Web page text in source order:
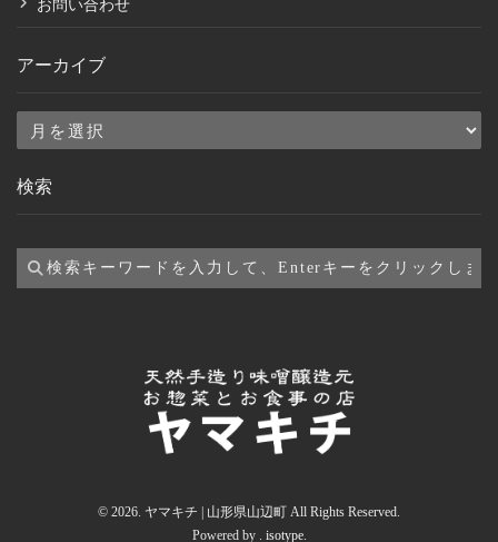
お問い合わせ
アーカイブ
ア
カ
ブ
検索
© 2026. ヤマキチ | 山形県山辺町 All Rights Reserved.
Powered by . isotype.